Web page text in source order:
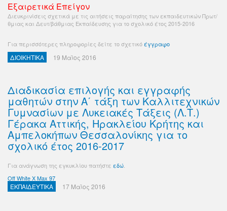
Εξαιρετικά Επείγον
Διευκρινίσεις σχετικά με τις αιτήσεις παραίτησης των εκπαιδευτικών Πρωτ/
θμιας και Δευτ/βάθμιας Εκπαίδευσης για το σχολικό έτος 2015-2016
Για περισσότερες πληροφορίες δείτε το σχετικόέγγραφο
ΔΙΟΙΚΗΤΙΚΑ 19 Μαϊος 2016
Διαδικασία επιλογής και εγγραφής
μαθητών στην Α΄ τάξη των Καλλιτεχνικών
Γυμνασίων με Λυκειακές Τάξεις (Λ.Τ.)
Γέρακα Αττικής, Ηρακλείου Κρήτης και
Αμπελοκήπων Θεσσαλονίκης για το
σχολικό έτος 2016-2017
Για ανάγνωση της εγκυκλίου πατήστε εδώ
Off White X Max 97
ΕΚΠΑΙΔΕΥΤΙΚΑ 17 Μαϊος 2016